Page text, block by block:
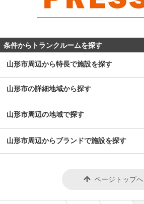
条件からトランクルームを探す
山形市周辺から特長で施設を探す
山形市の詳細地域から探す
山形市周辺の地域で探す
山形市周辺からブランドで施設を探す
ページトップへ